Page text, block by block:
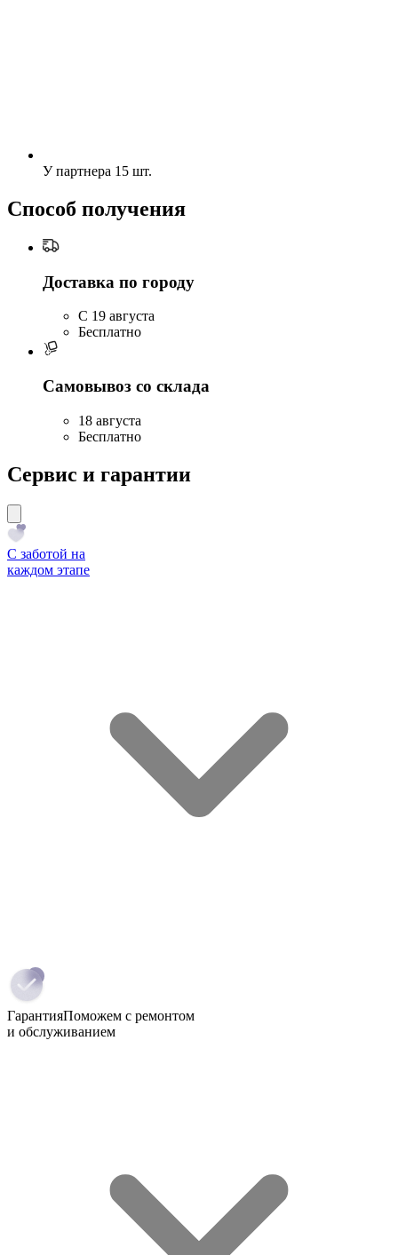
У партнера 15 шт.
Способ получения
Доставка по городу
C 19 августа
Бесплатно
Самовывоз со склада
18 августа
Бесплатно
Сервис и гарантии
С заботой на
каждом этапе
ГарантияПоможем с ремонтом
и обслуживанием